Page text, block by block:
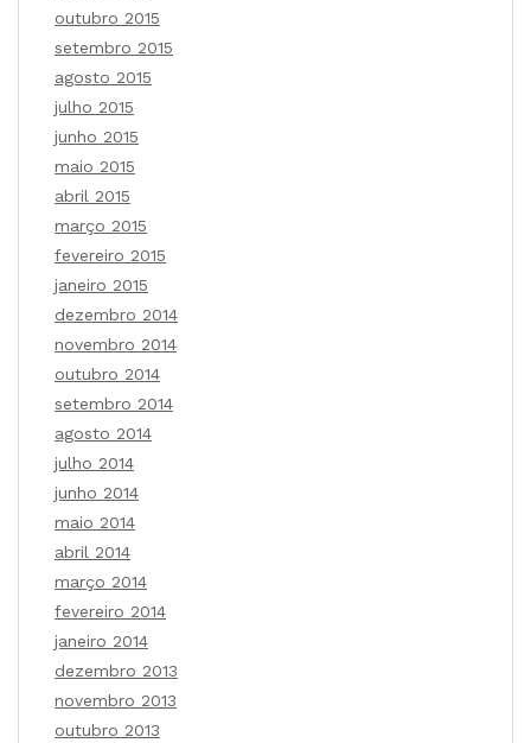
outubro 2015
setembro 2015
agosto 2015
julho 2015
junho 2015
maio 2015
abril 2015
março 2015
fevereiro 2015
janeiro 2015
dezembro 2014
novembro 2014
outubro 2014
setembro 2014
agosto 2014
julho 2014
junho 2014
maio 2014
abril 2014
março 2014
fevereiro 2014
janeiro 2014
dezembro 2013
novembro 2013
outubro 2013